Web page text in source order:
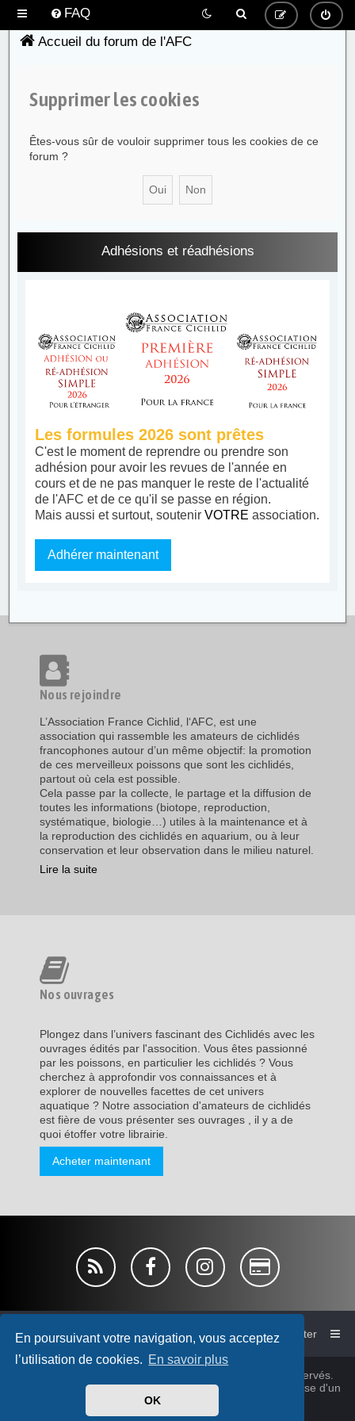
En poursuivant votre navigation, vous acceptez
l’utilisation de cookies. En savoir plus
OK
FAQ
Accueil du forum de l'AFC
Supprimer les cookies
Êtes-vous sûr de vouloir supprimer tous les cookies de ce
forum ?
Adhésions et réadhésions
Les formules 2026 sont prêtes
C'est le moment de reprendre ou prendre son
adhésion pour avoir les revues de l'année en
cours et de ne pas manquer le reste de l'actualité
de l'AFC et de ce qu'il se passe en région.
Mais aussi et surtout, soutenirVOTRE association.
Adhérer maintenant
Nous rejoindre
L’Association France Cichlid, l‘AFC, est une
association qui rassemble les amateurs de cichlidés
francophones autour d’un même objectif: la promotion
de ces merveilleux poissons que sont les cichlidés,
partout où cela est possible.
Cela passe par la collecte, le partage et la diffusion de
toutes les informations (biotope, reproduction,
systématique, biologie…) utiles à la maintenance et à
la reproduction des cichlidés en aquarium, ou à leur
conservation et leur observation dans le milieu naturel.
Lire la suite
Nos ouvrages
Plongez dans l’univers fascinant des Cichlidés avec les
ouvrages édités par l'assocition. Vous êtes passionné
par les poissons, en particulier les cichlidés ? Vous
cherchez à approfondir vos connaissances et à
explorer de nouvelles facettes de cet univers
aquatique ? Notre association d'amateurs de cichlidés
est fière de vous présenter ses ouvrages , il y a de
quoi étoffer votre librairie.
Acheter maintenant
Accueil du forum de l'AFC Nous contacter
© Association France Cichlid 1980~2026, tous droits réservés.
Cichlidsforum-V4 style bymicka76&cabot
© 2025 Sur base d'un
design